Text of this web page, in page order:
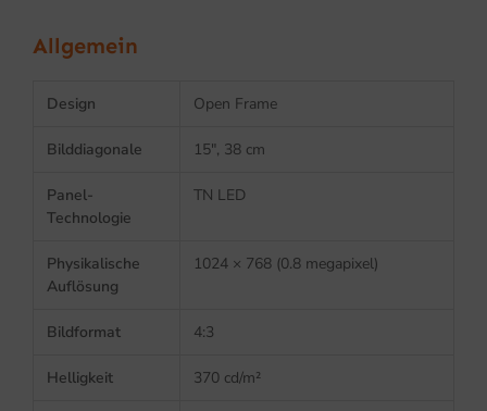
Allgemein
Design Open Frame
Bilddiagonale 15″, 38 cm
Panel-
Technologie
TN LED
Physikalische
Auflösung
1024 × 768 (0.8 megapixel)
Bildformat 4:3
Helligkeit 370 cd/m²